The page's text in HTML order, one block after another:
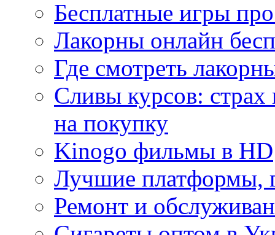
Бесплатные игры
Лакорны онлайн
Где смотреть
Сливы курсов:
на покупку
Kinogo фильмы в HD
Лучшие платформы,
Ремонт и